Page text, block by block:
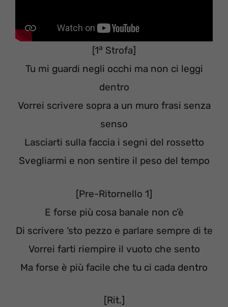
[1a Strofa]
Tu mi guardi negli occhi ma non ci leggi
dentro
Vorrei scrivere sopra a un muro frasi senza
senso
Lasciarti sulla faccia i segni del rossetto
Svegliarmi e non sentire il peso del tempo
[Pre-Ritornello 1]
E forse più cosa banale non c’è
Di scrivere ‘sto pezzo e parlare sempre di te
Vorrei farti riempire il vuoto che sento
Ma forse è più facile che tu ci cada dentro
[Rit.]